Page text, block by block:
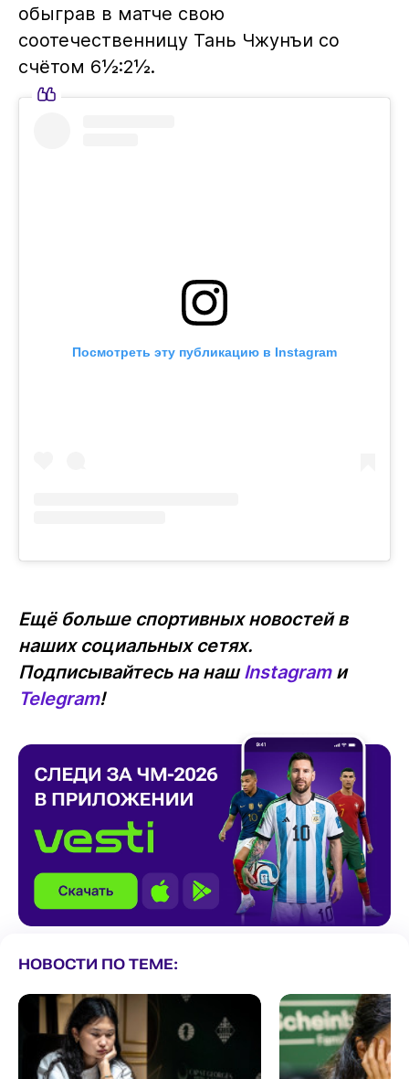
обыграв в матче свою
соотечественницу Тань Чжунъи со
счётом 6½:2½.
Посмотреть эту публикацию в Instagram
Ещё больше спортивных новостей в
наших социальных сетях.
Подписывайтесь на нашInstagramи
Telegram!
НОВОСТИ ПО ТЕМЕ: